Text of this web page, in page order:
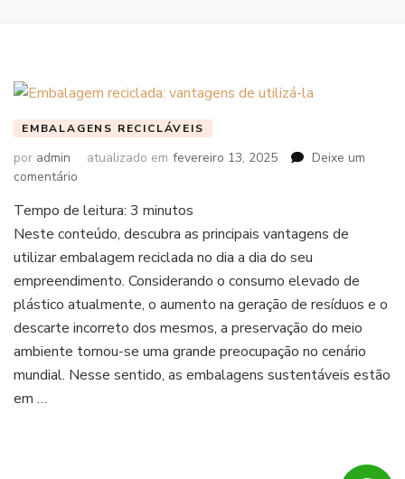
EMBALAGENS RECICLÁVEIS
por admin atualizado em fevereiro 13, 2025
Deixe um
comentário
Tempo de leitura: 3 minutos
Neste conteúdo, descubra as principais vantagens de
utilizar embalagem reciclada no dia a dia do seu
empreendimento. Considerando o consumo elevado de
plástico atualmente, o aumento na geração de resíduos e o
descarte incorreto dos mesmos, a preservação do meio
ambiente tornou-se uma grande preocupação no cenário
mundial. Nesse sentido, as embalagens sustentáveis estão
em …